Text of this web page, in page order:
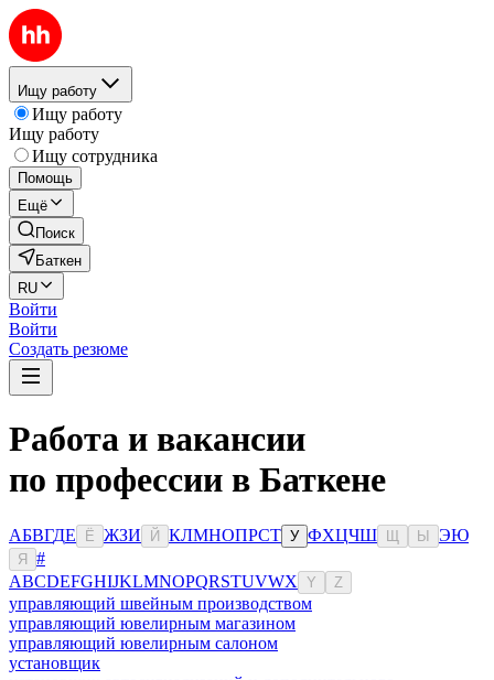
Ищу работу
Ищу работу
Ищу работу
Ищу сотрудника
Помощь
Ещё
Поиск
Баткен
RU
Войти
Войти
Создать резюме
Работа и вакансии
по профессии в Баткене
АБВГДЕ Ё ЖЗИ Й КЛМНОПРСТ У ФХЦЧШ Ы ЭЮ
Я
#
ABCDEFGHIJKLMNOPQRSTUVWX Y Z
управляющий швейным производством
управляющий ювелирным магазином
управляющий ювелирным салоном
установщик